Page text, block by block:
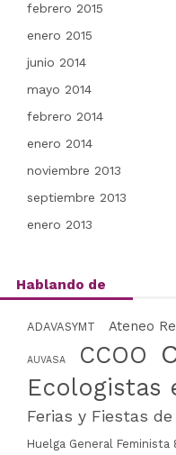
febrero 2015
enero 2015
junio 2014
mayo 2014
febrero 2014
enero 2014
noviembre 2013
septiembre 2013
enero 2013
Hablando de
ADAVASYMT Ateneo
AUVASA CCOO
Ecologistas
Ferias y Fiestas
Huelga General Feminista